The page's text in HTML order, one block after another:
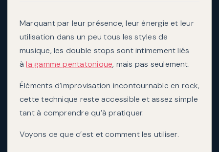
Marquant par leur présence, leur énergie et leur
utilisation dans un peu tous les styles de
musique, les double stops sont intimement liés
àla gamme pentatonique, mais pas seulement.
Éléments d’improvisation incontournable en rock,
cette technique reste accessible et assez simple
tant à comprendre qu’à pratiquer.
Voyons ce que c’est et comment les utiliser.